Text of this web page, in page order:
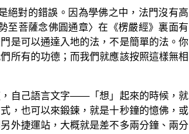
絕對的錯誤。因為學佛之中，法門沒有高
至菩薩念佛圓通章〉在《楞嚴經》裏面有
是可以通達入地的法，不是簡單的法。你
所有的功德；而我們就應該按照這樣無相
，自己語言文字——「想」起來的時候，就
，也可以來鍛鍊，就是十秒鐘的憶佛，或
外捷運站，大概就是差不多兩分鐘、兩分